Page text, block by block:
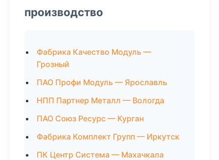
производство
Фабрика Качество Модуль —
Грозный
ПАО Профи Модуль — Ярославль
НПП Партнер Металл — Вологда
ПАО Союз Ресурс — Курган
Фабрика Комплект Групп — Иркутск
ПК Центр Система — Махачкала